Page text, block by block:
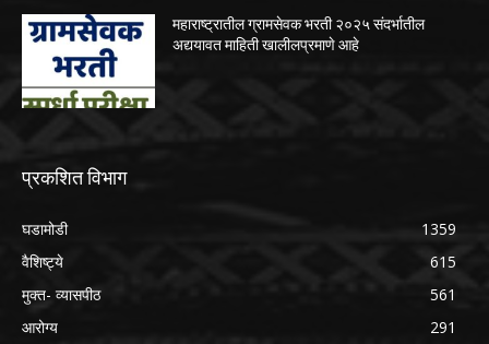
महाराष्ट्रातील ग्रामसेवक भरती २०२५ संदर्भातील
अद्ययावत माहिती खालीलप्रमाणे आहे
प्रकशित विभाग
घडामोडी
1359
वैशिष्ट्ये
615
मुक्त- व्यासपीठ
561
आरोग्य
291